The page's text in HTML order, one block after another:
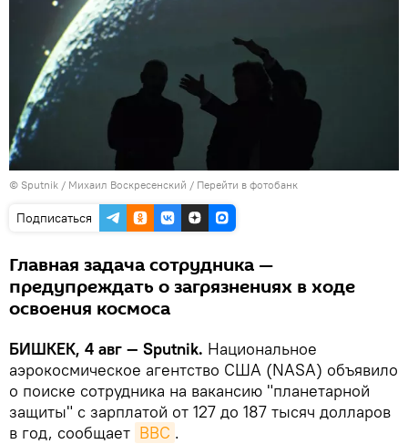
© Sputnik / Михаил Воскресенский / Перейти в фотобанк
Подписаться
Главная задача сотрудника —
предупреждать о загрязнениях в ходе
освоения космоса
БИШКЕК, 4 авг — Sputnik. Национальное
аэрокосмическое агентство США (NASA) объявило
о поиске сотрудника на вакансию "планетарной
защиты" с зарплатой от 127 до 187 тысяч долларов
в год, сообщает ВВС .